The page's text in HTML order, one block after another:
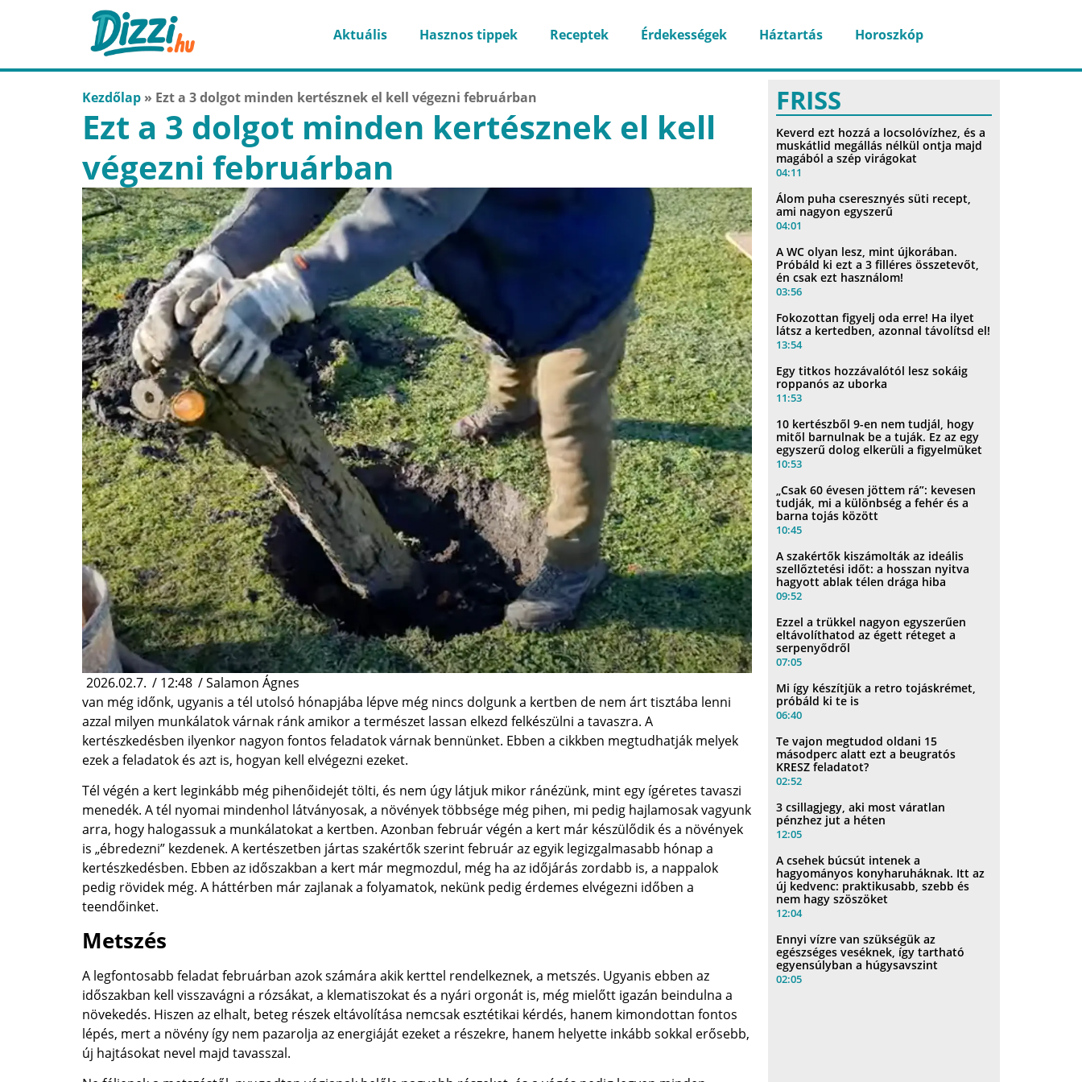
Aktuális Hasznos tippek Receptek Érdekességek Háztartás Horoszkóp
Kezdőlap » Ezt a 3 dolgot minden kertésznek el kell végezni februárban
Ezt a 3 dolgot minden kertésznek el kell
végezni februárban
2026.02.7. / 12:48 /Salamon Ágnes
van még időnk, ugyanis a tél utolsó hónapjába lépve még nincs dolgunk a kertben de nem árt tisztába lenni
azzal milyen munkálatok várnak ránk amikor a természet lassan elkezd felkészülni a tavaszra. A
kertészkedésben ilyenkor nagyon fontos feladatok várnak bennünket. Ebben a cikkben megtudhatják melyek
ezek a feladatok és azt is, hogyan kell elvégezni ezeket.
Tél végén a kert leginkább még pihenőidejét tölti, és nem úgy látjuk mikor ránézünk, mint egy ígéretes tavaszi
menedék. A tél nyomai mindenhol látványosak, a növények többsége még pihen, mi pedig hajlamosak vagyunk
arra, hogy halogassuk a munkálatokat a kertben. Azonban február végén a kert már készülődik és a növények
is „ébredezni” kezdenek. A kertészetben jártas szakértők szerint február az egyik legizgalmasabb hónap a
kertészkedésben. Ebben az időszakban a kert már megmozdul, még ha az időjárás zordabb is, a nappalok
pedig rövidek még. A háttérben már zajlanak a folyamatok, nekünk pedig érdemes elvégezni időben a
teendőinket.
Metszés
A legfontosabb feladat februárban azok számára akik kerttel rendelkeznek, a metszés. Ugyanis ebben az
időszakban kell visszavágni a rózsákat, a klematiszokat és a nyári orgonát is, még mielőtt igazán beindulna a
növekedés. Hiszen az elhalt, beteg részek eltávolítása nemcsak esztétikai kérdés, hanem kimondottan fontos
lépés, mert a növény így nem pazarolja az energiáját ezeket a részekre, hanem helyette inkább sokkal erősebb,
új hajtásokat nevel majd tavasszal.
FRISS
Keverd ezt hozzá a locsolóvízhez, és a
muskátlid megállás nélkül ontja majd
magából a szép virágokat
04:11
Álom puha cseresznyés süti recept,
ami nagyon egyszerű
04:01
A WC olyan lesz, mint újkorában.
Próbáld ki ezt a 3 filléres összetevőt,
én csak ezt használom!
03:56
Fokozottan figyelj oda erre! Ha ilyet
látsz a kertedben, azonnal távolítsd el!
13:54
Egy titkos hozzávalótól lesz sokáig
roppanós az uborka
11:53
10 kertészből 9-en nem tudjál, hogy
mitől barnulnak be a tuják. Ez az egy
egyszerű dolog elkerüli a figyelmüket
10:53
„Csak 60 évesen jöttem rá”: kevesen
tudják, mi a különbség a fehér és a
barna tojás között
10:45
A szakértők kiszámolták az ideális
szellőztetési időt: a hosszan nyitva
hagyott ablak télen drága hiba
09:52
Ezzel a trükkel nagyon egyszerűen
eltávolíthatod az égett réteget a
serpenyődről
07:05
Mi így készítjük a retro tojáskrémet,
próbáld ki te is
06:40
Te vajon megtudod oldani 15
másodperc alatt ezt a beugratós
KRESZ feladatot?
02:52
3 csillagjegy, aki most váratlan
pénzhez jut a héten
12:05
A csehek búcsút intenek a
hagyományos konyharuháknak. Itt az
új kedvenc: praktikusabb, szebb és
nem hagy szöszöket
12:04
Ennyi vízre van szükségük az
egészséges veséknek, így tartható
egyensúlyban a húgysavszint
02:05